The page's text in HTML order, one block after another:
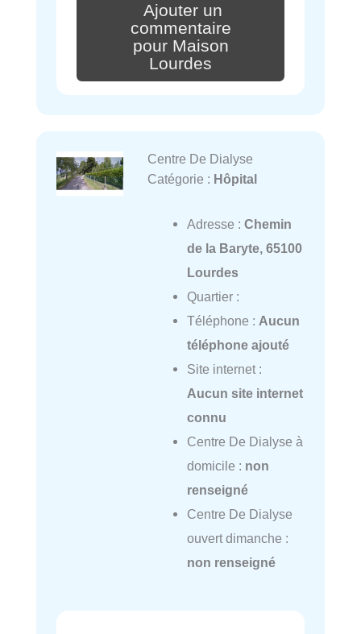
Ajouter un
commentaire
pour Maison
Lourdes
Centre De Dialyse
Catégorie : Hôpital
Adresse : Chemin
de la Baryte, 65100
Lourdes
Quartier :
Téléphone : Aucun
téléphone ajouté
Site internet :
Aucun site internet
connu
Centre De Dialyse à
domicile : non
renseigné
Centre De Dialyse
ouvert dimanche :
non renseigné